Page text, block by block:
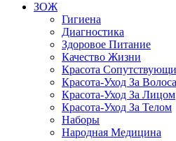
ЗОЖ
Гигиена
Диагностика
Здоровое Питание
Качество Жизни
Красота
Красота-Уход За
Красота-Уход За Лицом
Красота-Уход За Телом
Наборы
Народная Медицина